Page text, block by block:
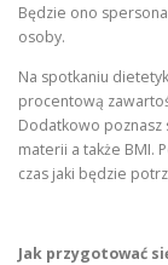
Będzie ono
osoby.
Na spotkaniu
procentową
Dodatkowo
materii a także BMI.
czas jaki będzie
Jak przygotować